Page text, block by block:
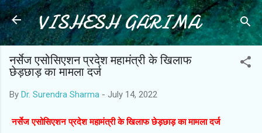
Skip to main content
VISHESH GARIMA
नर्सेज एसोसिएशन प्रदेश महामंत्री के खिलाफ
छेड़छाड़ का मामला दर्ज
By Dr. Surendra Sharma - July 14, 2022
नर्सेज एसोसिएशन प्रदेश महामंत्री के खिलाफ छेड़छाड़ का मामला दर्ज